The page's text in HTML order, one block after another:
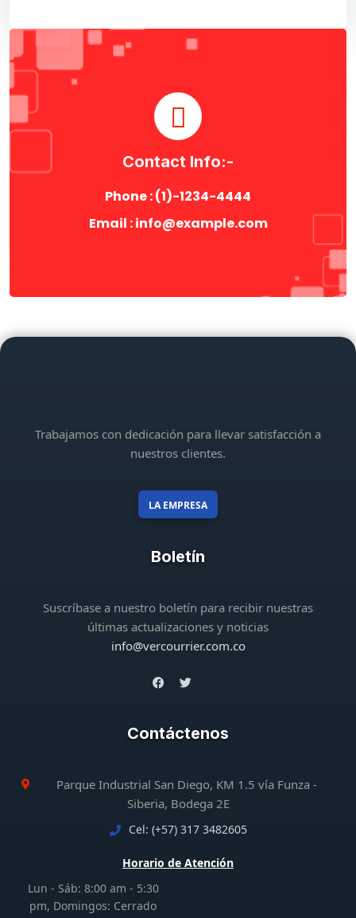
Contact Info:-
Phone : (1)-1234-4444
Email : info@example.com
Trabajamos con dedicación para llevar satisfacción a
nuestros clientes.
LA EMPRESA
Boletín
Suscríbase a nuestro boletín para recibir nuestras
últimas actualizaciones y noticias
info@vercourrier.com.co
Contáctenos
Parque Industrial San Diego, KM 1.5 vía Funza -
Siberia, Bodega 2E
Cel: (+57) 317 3482605
Horario de Atención
Lun - Sáb: 8:00 am - 5:30
pm, Domingos: Cerrado